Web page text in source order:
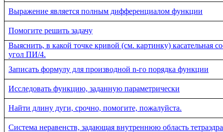
Выражение является полным дифференциалом функции
Помогите решить задачу
Выяснить, в какой точке кривой (см. картинку) касательная
угол ПИ/4.
Записать формулу для производной n-го порядка функции
Исследовать функцию, заданную параметрически
Найти длину дуги, срочно, помогите, пожалуйста.
Система неравенств, задающая внутреннюю область